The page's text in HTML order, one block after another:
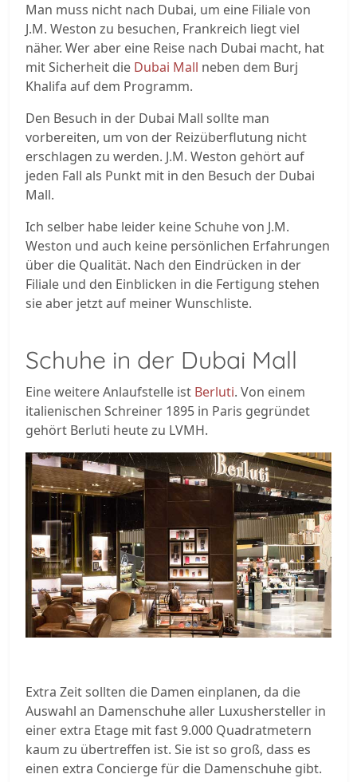
Man muss nicht nach Dubai, um eine Filiale von
J.M. Weston zu besuchen, Frankreich liegt viel
näher. Wer aber eine Reise nach Dubai macht, hat
mit Sicherheit die Dubai Mall neben dem Burj
Khalifa auf dem Programm.
Den Besuch in der Dubai Mall sollte man
vorbereiten, um von der Reizüberflutung nicht
erschlagen zu werden. J.M. Weston gehört auf
jeden Fall als Punkt mit in den Besuch der Dubai
Mall.
Ich selber habe leider keine Schuhe von J.M.
Weston und auch keine persönlichen Erfahrungen
über die Qualität. Nach den Eindrücken in der
Filiale und den Einblicken in die Fertigung stehen
sie aber jetzt auf meiner Wunschliste.
Schuhe in der Dubai Mall
Eine weitere Anlaufstelle ist Berluti. Von einem
italienischen Schreiner 1895 in Paris gegründet
gehört Berluti heute zu LVMH.
Extra Zeit sollten die Damen einplanen, da die
Auswahl an Damenschuhe aller Luxushersteller in
einer extra Etage mit fast 9.000 Quadratmetern
kaum zu übertreffen ist. Sie ist so groß, dass es
einen extra Concierge für die Damenschuhe gibt.